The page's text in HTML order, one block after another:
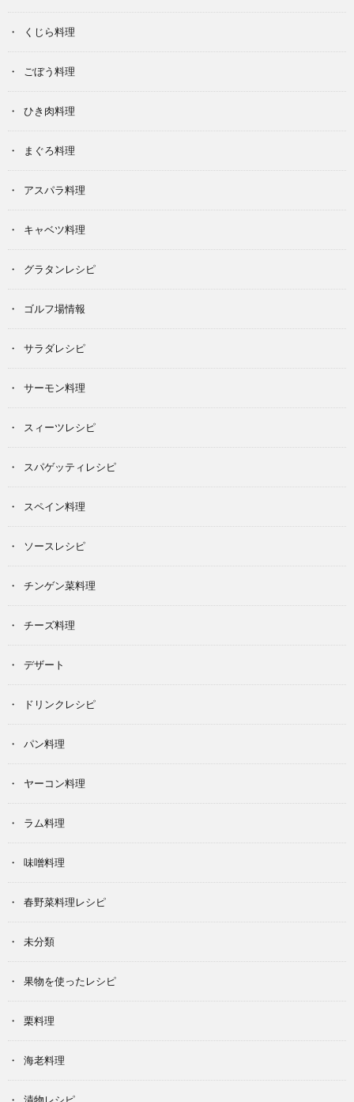
くじら料理
ごぼう料理
ひき肉料理
まぐろ料理
アスパラ料理
キャベツ料理
グラタンレシピ
ゴルフ場情報
サラダレシピ
サーモン料理
スィーツレシピ
スパゲッティレシピ
スペイン料理
ソースレシピ
チンゲン菜料理
チーズ料理
デザート
ドリンクレシピ
パン料理
ヤーコン料理
ラム料理
味噌料理
春野菜料理レシピ
未分類
果物を使ったレシピ
栗料理
海老料理